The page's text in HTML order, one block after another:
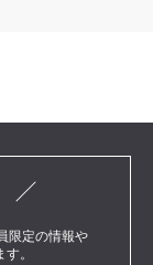
限定の情報や
。